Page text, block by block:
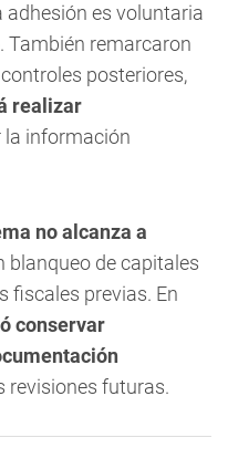
adhesión es voluntaria
También remarcaron
posteriores,
realizar
la información
no alcanza a
blanqueo de capitales
fiscales previas. En
conservar
revisiones futuras.